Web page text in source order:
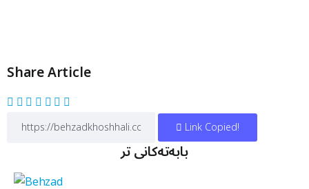
Share Article
Link Copied!
بابەتەکانی تر